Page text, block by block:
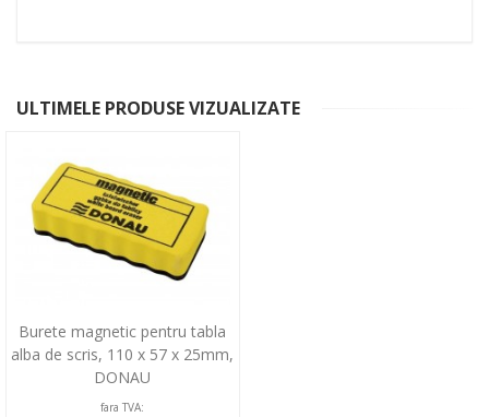
ULTIMELE PRODUSE VIZUALIZATE
Burete magnetic pentru tabla
alba de scris, 110 x 57 x 25mm,
DONAU
fara TVA: